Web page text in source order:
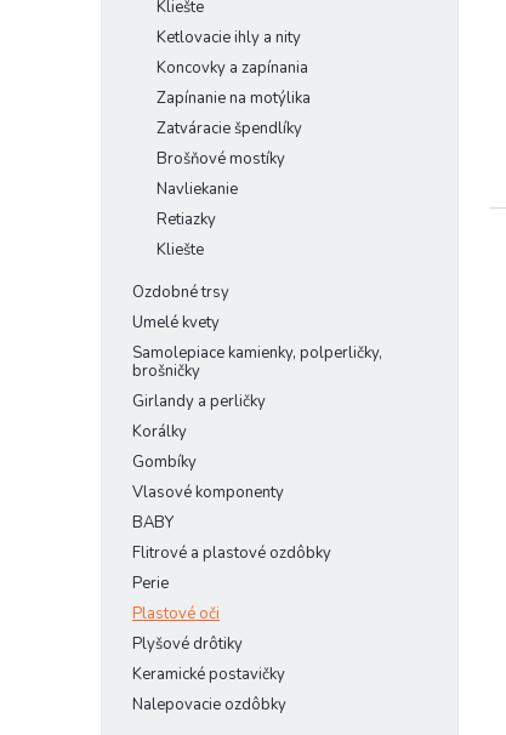
Kliešte
Ketlovacie ihly a nity
Koncovky a zapínania
Zapínanie na motýlika
Zatváracie špendlíky
Brošňové mostíky
Navliekanie
Retiazky
Kliešte
Ozdobné trsy
Umelé kvety
Samolepiace kamienky, polperličky,
brošničky
Girlandy a perličky
Korálky
Gombíky
Vlasové komponenty
BABY
Flitrové a plastové ozdôbky
Perie
Plastové oči
Plyšové drôtiky
Keramické postavičky
Nalepovacie ozdôbky